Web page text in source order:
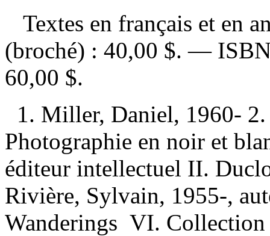
Textes en français et en
(broché) : 40,00 $. —
60,00 $.
1. Miller, Daniel, 1960-
Photographie en noir et
éditeur intellectuel II.
Rivière, Sylvain, 1955-,
Wanderings VI.